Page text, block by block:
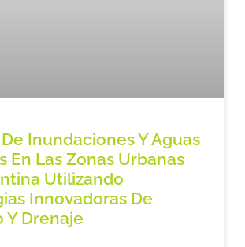
Inundaciones Y Aguas
En Las Zonas Urbanas
Utilizando
Innovadoras De
Y Drenaje